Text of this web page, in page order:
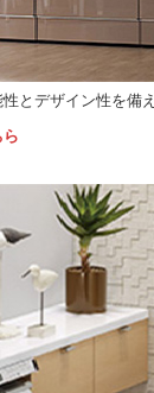
とデザイン性を備
ら